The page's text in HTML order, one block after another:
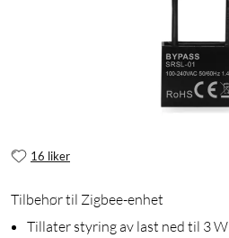
16 liker
Tilbehør til Zigbee-enhet
Tillater styring av last ned til 3 W